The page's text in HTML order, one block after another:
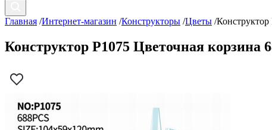
Главная /Интернет-магазин /Конструкторы /Цветы /Конструктор
Конструктор P1075 Цветочная корзина